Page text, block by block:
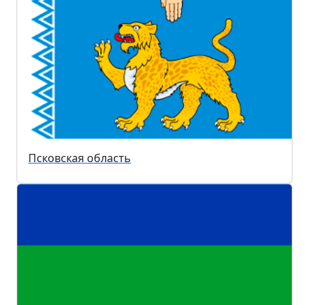
Псковская область